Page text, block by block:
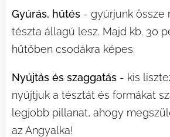
Gyúrás, hűtés - gyúrjunk össze
tészta állagú lesz. Majd kb. 30
hűtőben csodákra képes.
Nyújtás és szaggatás - kis
nyújtjuk a tésztát és formákat
legjobb pillanat, ahogy
az Angyalka!